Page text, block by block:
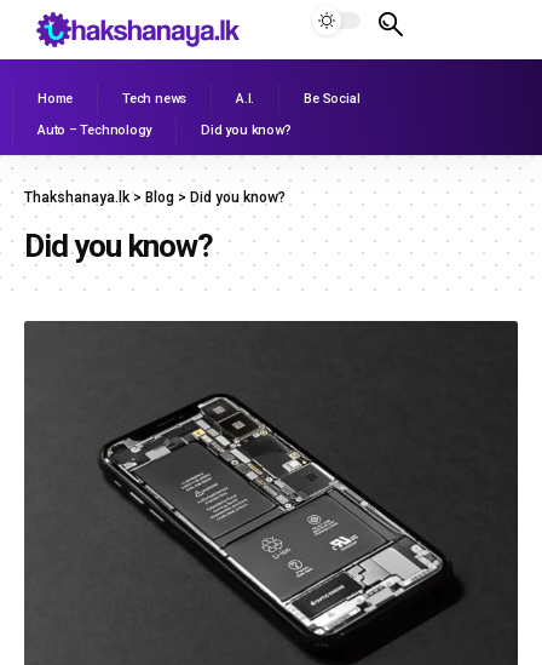
Home Tech news A.I.
Be Social
Auto – Technology
Did you know?
Thakshanaya.lk> Blog > Did you know?
Did you know?